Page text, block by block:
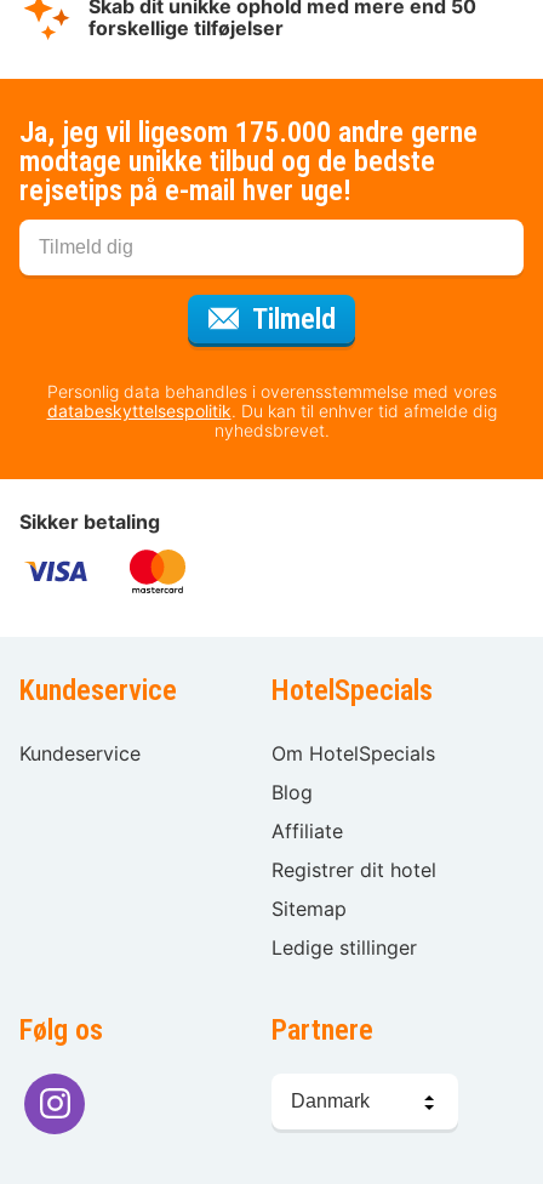
Skab dit unikke ophold med mere end 50
forskellige tilføjelser
Ja, jeg vil ligesom 175.000 andre gerne
modtage unikke tilbud og de bedste
rejsetips på e-mail hver uge!
Tilmeld
Personlig data behandles i overensstemmelse med vores
databeskyttelsespolitik. Du kan til enhver tid afmelde dig
nyhedsbrevet.
Sikker betaling
Kundeservice
Kundeservice
HotelSpecials
Om HotelSpecials
Blog
Affiliate
Registrer dit hotel
Sitemap
Ledige stillinger
Følg os Partnere